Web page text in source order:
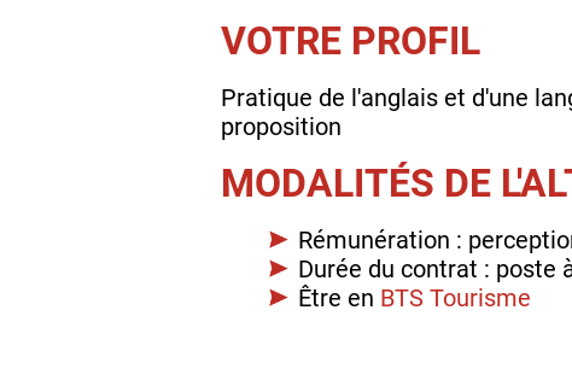
VOTRE PROFIL
Pratique de l'anglais et d'une
proposition
MODALITÉS DE
Rémunération :
Durée du contrat : poste
Être en BTS Tourisme